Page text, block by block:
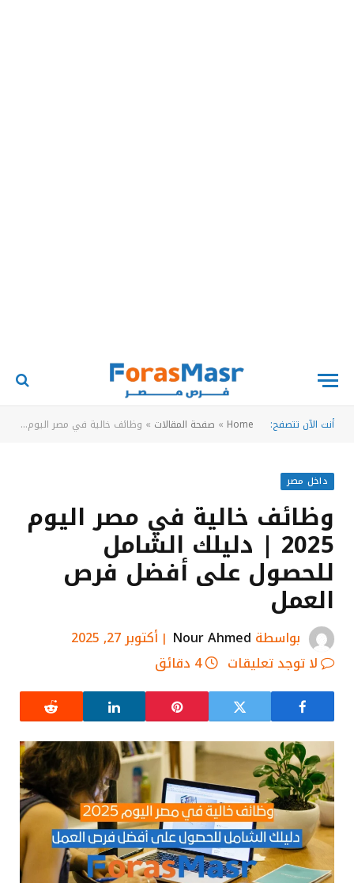
أنت الآن تتصفح: Home
» صفحة المقالات » وظائف خالية في مصر اليوم 2025 | دليلك الشامل للحصول على أفضل فرص العمل
داخل مصر
وظائف خالية في مصر اليوم
2025 | دليلك الشامل
للحصول على أفضل فرص
العمل
بواسطة Nour Ahmed
أكتوبر 27, 2025
لا توجد تعليقات
4 دقائق